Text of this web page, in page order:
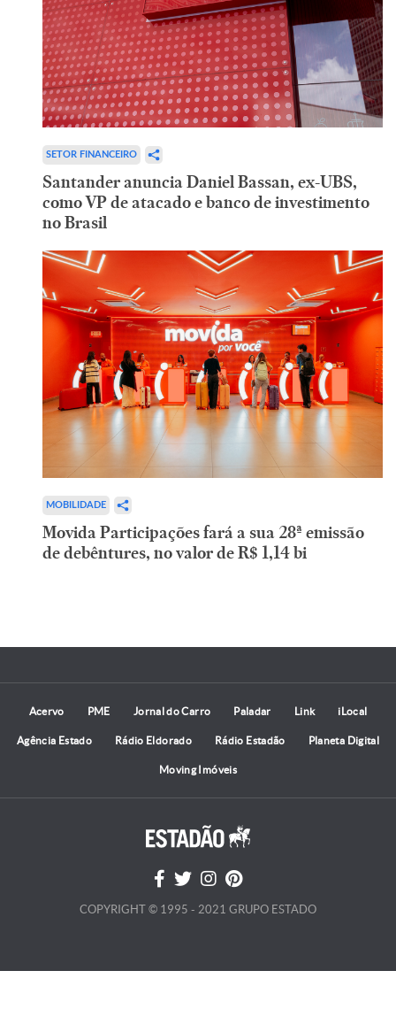
SETOR FINANCEIRO
Santander anuncia Daniel Bassan, ex-UBS,
como VP de atacado e banco de investimento
no Brasil
MOBILIDADE
Movida Participações fará a sua 28ª emissão
de debêntures, no valor de R$ 1,14 bi
Acervo PME Jornal do Carro Paladar Link iLocal
Agência Estado Rádio Eldorado Rádio Estadão Planeta Digital
Moving Imóveis
COPYRIGHT © 1995 - 2021 GRUPO ESTADO